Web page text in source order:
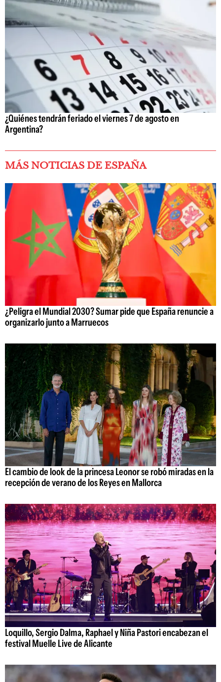
¿Quiénes tendrán feriado el viernes 7 de agosto en
Argentina?
MÁS NOTICIAS DE ESPAÑA
¿Peligra el Mundial 2030? Sumar pide que España renuncie a
organizarlo junto a Marruecos
El cambio de look de la princesa Leonor se robó miradas en la
recepción de verano de los Reyes en Mallorca
Loquillo, Sergio Dalma, Raphael y Niña Pastori encabezan el
festival Muelle Live de Alicante